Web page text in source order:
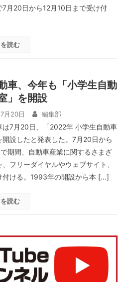
7月20日から12月10日まで受け付
読む
車、今年も「小学生自動
」を開設
月20日 編集部
は7月20日、「2022年 小学生自動車
開設したと発表した。7月20日から
期間、自動車産業に関するさまざ
、フリーダイヤルやウェブサイト、
付ける。1993年の開設から本 […]
読む